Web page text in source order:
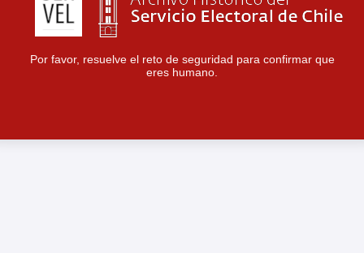
Por favor, resuelve el reto de seguridad para confirmar que
eres humano.